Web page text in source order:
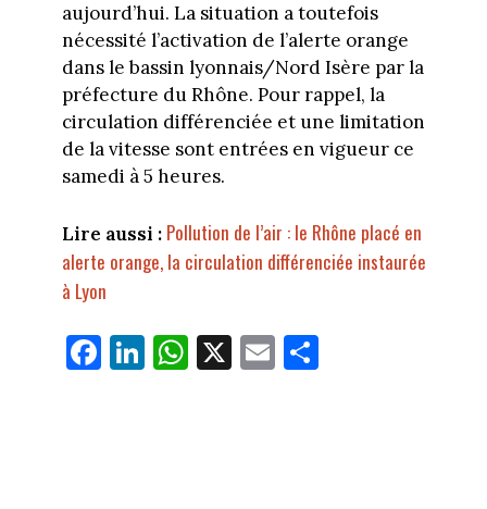
aujourd’hui. La situation a toutefois
nécessité l’activation de l’alerte orange
dans le bassin lyonnais/Nord Isère par la
préfecture du Rhône. Pour rappel, la
circulation différenciée et une limitation
de la vitesse sont entrées en vigueur ce
samedi à 5 heures.
Lire aussi : Pollution de l’air : le Rhône placé en
alerte orange, la circulation différenciée instaurée
à Lyon
Fa
ce
Li
nk
W
ha
X E
m
Pa